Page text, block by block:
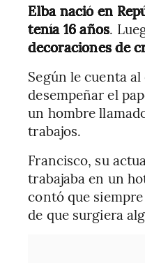
Elba nació en
tenía 16 años.
decoraciones de
Según le cuenta
desempeñar el
un hombre
trabajos.
Francisco, su
trabajaba en un
contó que
de que surgiera